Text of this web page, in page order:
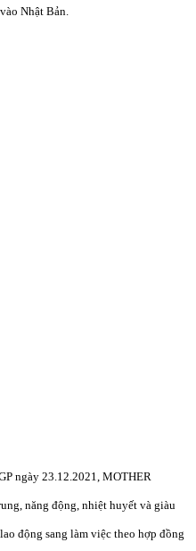
Nhật Bản.
ngày 23.12.2021, MOTHER
năng động, nhiệt huyết và giàu
động sang làm việc theo hợp đồng